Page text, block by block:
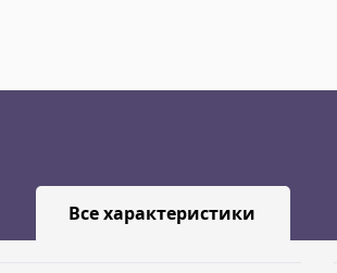
Все характеристики